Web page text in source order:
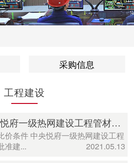
采购信息
工程建设
中央悦府一级热网建设工程管材采购及保温施工比价公告
价条件 中央悦府一级热网建设工程
准建...
2021.05.13